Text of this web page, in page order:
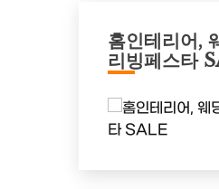
홈인테리어,
리빙페스타